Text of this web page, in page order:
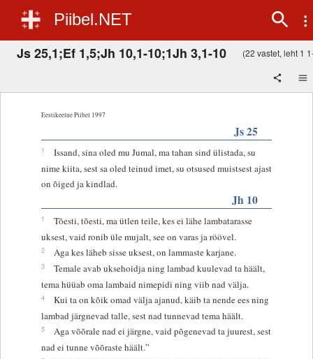
Piibel.NET
Js 25,1;Ef 1,5;Jh 10,1-10;1Jh 3,1-10 (22 vastet, leht 1
Eestikeelne Piibel 1997
Js 25
1
Issand, sina oled mu Jumal, ma tahan sind ülistada, su
nime kiita, sest sa oled teinud imet, su otsused muistsest ajast
on õiged ja kindlad.
Jh 10
1
Tõesti, tõesti, ma ütlen teile, kes ei lähe lambatarasse
uksest, vaid ronib üle mujalt, see on varas ja röövel.
2 Aga kes läheb sisse uksest, on lammaste karjane.
3
Temale avab uksehoidja ning lambad kuulevad ta häält,
tema hüüab oma lambaid nimepidi ning viib nad välja.
4
Kui ta on kõik omad välja ajanud, käib ta nende ees ning
lambad järgnevad talle, sest nad tunnevad tema häält.
5
Aga võõrale nad ei järgne, vaid põgenevad ta juurest, sest
nad ei tunne võõraste häält.”